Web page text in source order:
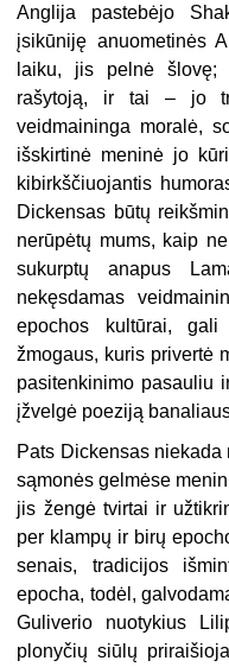
Anglija pastebėjo
įsikūniję anuometinės
laiku, jis pelnė šlovę;
rašytoją, ir tai – jo
veidmaininga moralė,
išskirtinė meninė jo
kibirkščiuojantis
Dickensas būtų
nerūpėtų mums, kaip
sukurptų anapus
nekęsdamas
epochos kultūrai, gali
žmogaus, kuris privertė
pasitenkinimo pasauliu
įžvelgė poeziją
Pats Dickensas
sąmonės gelmėse
jis žengė tvirtai ir
per klampų ir birų
senais, tradicijos
epocha, todėl,
Guliverio nuotykius
plonyčių siūlų